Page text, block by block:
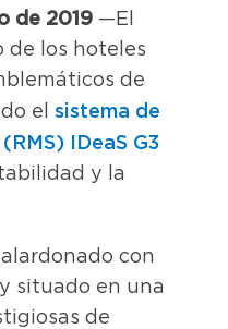
de 2019 —El
de los hoteles
de
el sistema de
IDeaS G3
y la
con
situado en una
de